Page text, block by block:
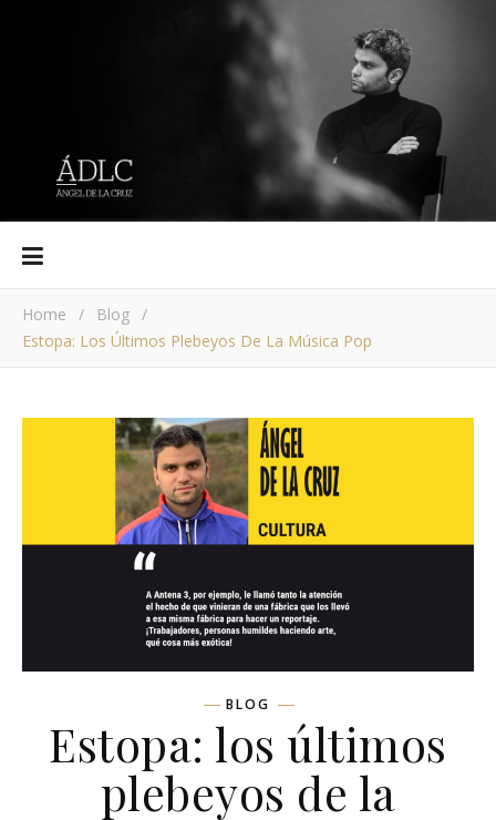
Home / Blog /
Estopa: Los Últimos Plebeyos De La Música Pop
BLOG
Estopa: los últimos
plebeyos de la